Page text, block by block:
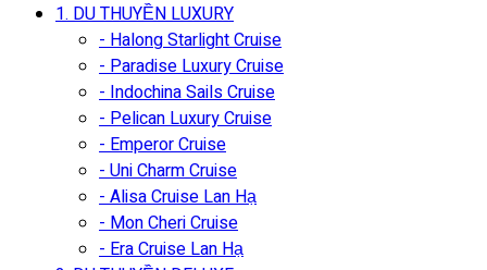
1. DU THUYỀN LUXURY
- Halong Starlight Cruise
- Paradise Luxury Cruise
- Indochina Sails Cruise
- Pelican Luxury Cruise
- Emperor Cruise
- Uni Charm Cruise
- Alisa Cruise Lan Hạ
- Mon Cheri Cruise
- Era Cruise Lan Hạ